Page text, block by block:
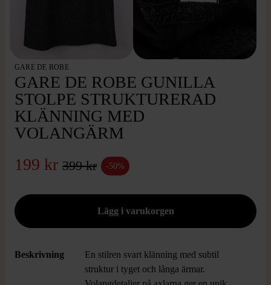
GARE DE ROBE
GARE DE ROBE GUNILLA
STOLPE STRUKTURERAD
KLÄNNING MED
VOLANGÄRM
199 kr 399 kr -50%
Beskrivning
En stilren svart klänning med subtil
struktur i tyget och långa ärmar.